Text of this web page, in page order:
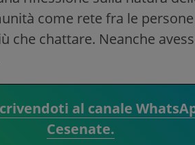
come rete fra le
che chattare. Neanche
al canale
Cesenate.